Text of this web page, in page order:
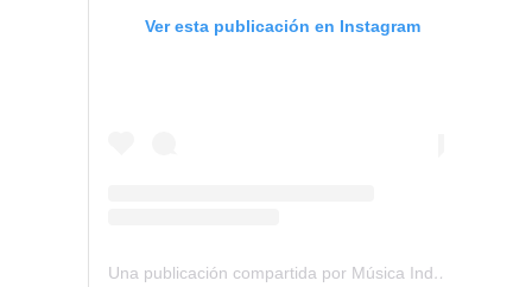
Ver esta publicación en Instagram
Una publicación compartida por Música Independiente Perú 🇵🇪 (@musica.independiente.peru)